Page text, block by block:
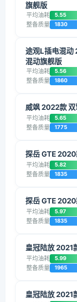
旗舰版
平均油耗 5.55
整备质量 1830
途观L插电混动
混动旗舰版
平均油耗 5.56
整备质量 1860
威飒 2022款
平均油耗 5.65
整备质量 1775
探岳 GTE
平均油耗 5.82
整备质量 1835
探岳 GTE
平均油耗 5.97
整备质量 1835
皇冠陆放 2021
平均油耗 5.99
整备质量 1965
皇冠陆放 2021